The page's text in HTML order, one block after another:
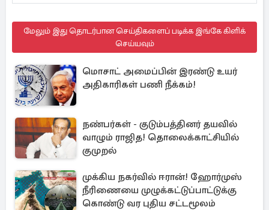
மேலும் இது தொடர்பான செய்திகளைப் படிக்க இங்கே கிளிக்
செய்யவும்
மொசாட் அமைப்பின் இரண்டு உயர்
அதிகாரிகள் பணி நீக்கம்!
நண்பர்கள் - குடும்பத்தினர் தயவில்
வாழும் ராஜித! தொலைக்காட்சியில்
குமுறல்
முக்கிய நகர்வில் ஈரான்! ஹோர்முஸ்
நீரிணையை முழுக்கட்டுப்பாட்டுக்கு
கொண்டு வர புதிய சட்டமூலம்